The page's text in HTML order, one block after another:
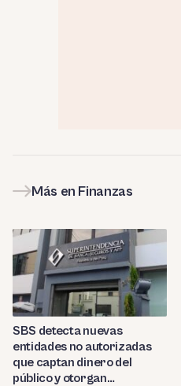
Más en Finanzas
SBS detecta nuevas
entidades no autorizadas
que captan dinero del
público y otorgan